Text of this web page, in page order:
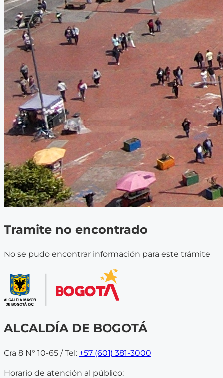
Tramite no encontrado
No se pudo encontrar información para este trámite
ALCALDÍA DE BOGOTÁ
Cra 8 N° 10-65 / Tel: +57 (601) 381-3000
Horario de atención al público: